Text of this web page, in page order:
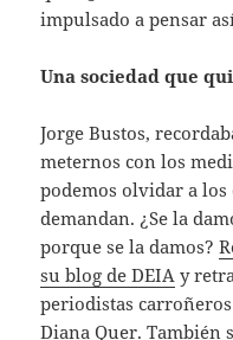
impulsado a pensar
Una sociedad que
Jorge Bustos,
meternos con los
podemos olvidar a los
demandan. ¿Se la
porque se la damos?
su blog de DEIA y
periodistas
Diana Quer. También